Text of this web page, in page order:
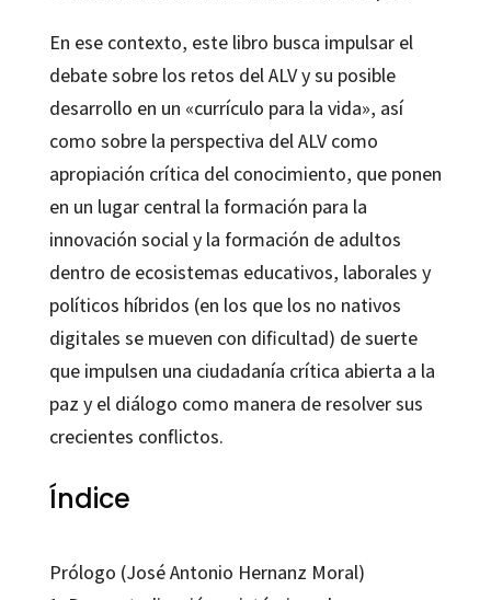
En ese contexto, este libro busca impulsar el
debate sobre los retos del ALV y su posible
desarrollo en un «currículo para la vida», así
como sobre la perspectiva del ALV como
apropiación crítica del conocimiento, que ponen
en un lugar central la formación para la
innovación social y la formación de adultos
dentro de ecosistemas educativos, laborales y
políticos híbridos (en los que los no nativos
digitales se mueven con dificultad) de suerte
que impulsen una ciudadanía crítica abierta a la
paz y el diálogo como manera de resolver sus
crecientes conflictos.
Índice
Prólogo (José Antonio Hernanz Moral)